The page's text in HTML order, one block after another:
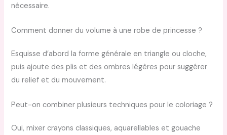
nécessaire.
Comment donner du volume à une robe de princesse ?
Esquisse d’abord la forme générale en triangle ou cloche,
puis ajoute des plis et des ombres légères pour suggérer
du relief et du mouvement.
Peut-on combiner plusieurs techniques pour le coloriage ?
Oui, mixer crayons classiques, aquarellables et gouache